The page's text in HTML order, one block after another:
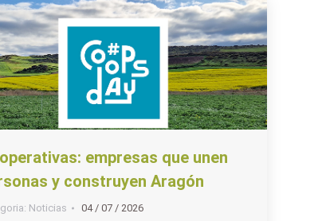
empresas que unen
y construyen Aragón
Noticias 04 / 07 / 2026